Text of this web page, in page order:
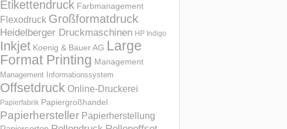
Etikettendruck Farbmanagement
Flexodruck Großformatdruck
Heidelberger Druckmaschinen HP Indigo
Inkjet Koenig & Bauer AG Large
Format Printing Management
Management Informations­system
Offsetdruck Online-Druckerei
Papierfabrik Papiergroßhandel
Papierhersteller Papierherstellung